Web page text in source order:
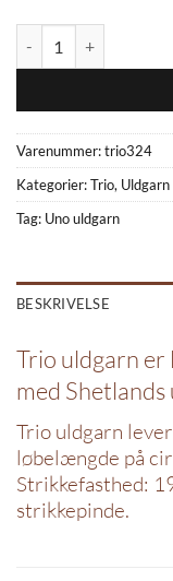
Varenummer:trio324
Kategorier:Trio, Uldgarn
Tag: Uno uldgarn
BESKRIVELSE
Trio uldgarn
med
Trio uldgarn
løbelængde på
Strikkefasthed:
strikkepinde.